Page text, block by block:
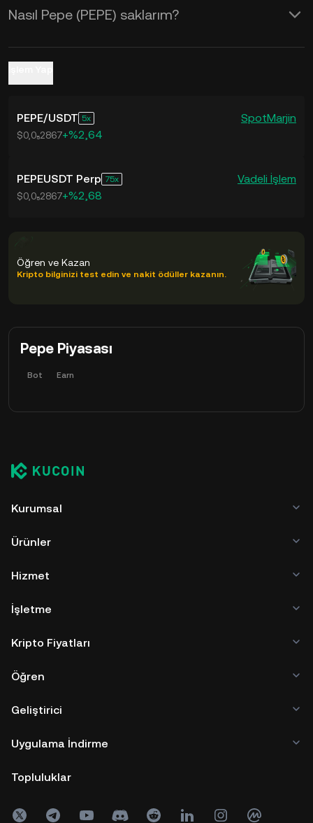
Nasıl Pepe (PEPE) saklarım?
PEPE/USDT 5 SpotMarjin
$0,0₅2867+%2,64
PEPEUSDT Perp 75 Vadeli İşlem
$0,0₅2867+%2,68
Öğren ve Kazan
Kripto bilginizi test edin ve nakit ödüller kazanın.
Pepe Piyasası
Bot Earn
Kurumsal
Ürünler
Hizmet
İşletme
Kripto Fiyatları
Öğren
Geliştirici
Uygulama İndirme
Topluluklar